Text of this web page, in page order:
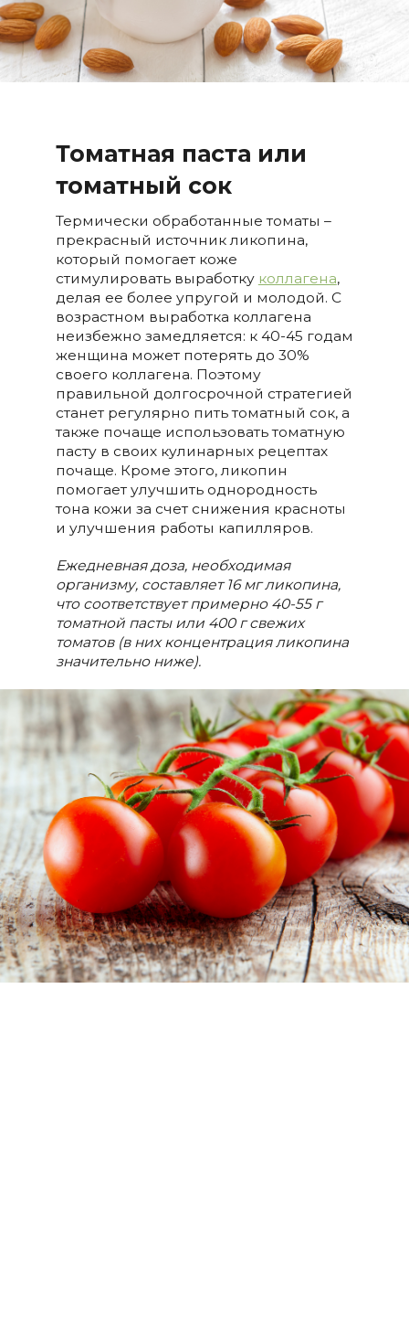
Томатная паста или
томатный сок
Термически обработанные томаты –
прекрасный источник ликопина,
который помогает коже
стимулировать выработку коллагена,
делая ее более упругой и молодой. С
возрастном выработка коллагена
неизбежно замедляется: к 40-45 годам
женщина может потерять до 30%
своего коллагена. Поэтому
правильной долгосрочной стратегией
станет регулярно пить томатный сок, а
также почаще использовать томатную
пасту в своих кулинарных рецептах
почаще. Кроме этого, ликопин
помогает улучшить однородность
тона кожи за счет снижения красноты
и улучшения работы капилляров.
Ежедневная доза, необходимая
организму, составляет 16 мг ликопина,
что соответствует примерно 40-55 г
томатной пасты или 400 г свежих
томатов (в них концентрация ликопина
значительно ниже).